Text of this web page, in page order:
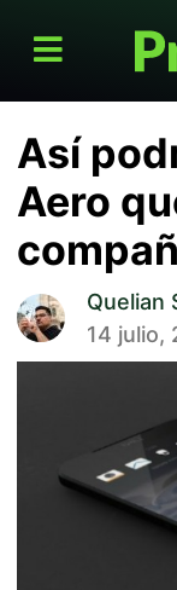
Así
Aero
Quelian
14 julio,